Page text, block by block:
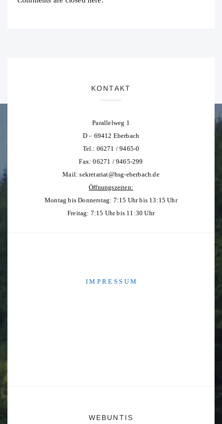
KONTAKT
Parallelweg 1
D – 69412 Eberbach
Tel.: 06271 / 9465-0
Fax: 06271 / 9465-299
Mail:sekretariat@hsg-eberbach.de
Öffnungszeiten:
Montag bis Donnerstag: 7:15 Uhr bis 13:15 Uhr
Freitag: 7:15 Uhr bis 11:30 Uhr
I M P R E S S U M
WEBUNTIS